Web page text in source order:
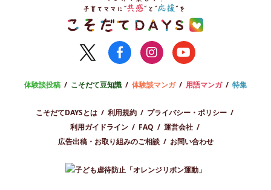
体験談投稿 こそだて豆知識 体験談マンガ 用語マンガ 特集
こそだてDAYSとは 利用規約
プライバシー・ポリシー
利用ガイドライン
FAQ
運営会社
広告出稿・お取り組みのご相談
お問い合わせ